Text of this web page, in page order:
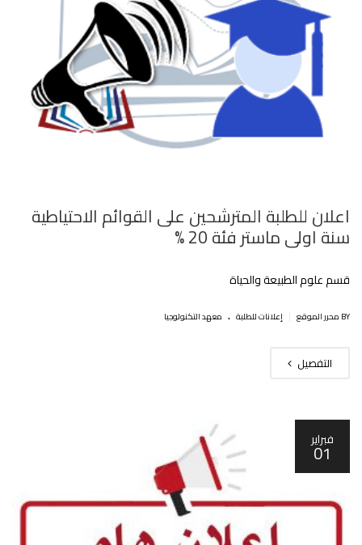
اعلان للطلبة المترشحين على القوائم الاحتياطية
سنة اولى ماستر فئة 20 %
قسم علوم الطبيعة والحياة
BY محرر الموقع إعلانات للطلبة . معهد التكنولوجيا
التفصيل
فبراير
01